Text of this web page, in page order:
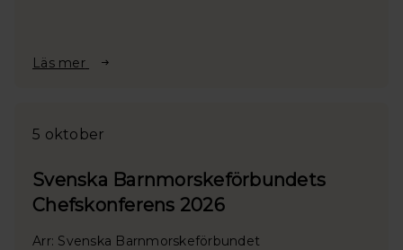
Läs mer
5 oktober
Svenska Barnmorskeförbundets
Chefskonferens 2026
Arr: Svenska Barnmorskeförbundet